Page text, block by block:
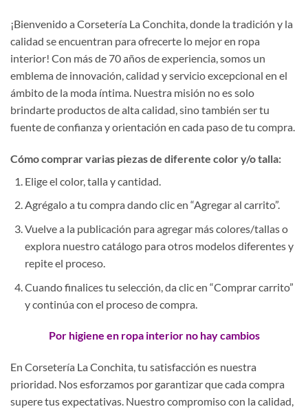
¡Bienvenido a Corsetería La Conchita, donde la tradición y la
calidad se encuentran para ofrecerte lo mejor en ropa
interior! Con más de 70 años de experiencia, somos un
emblema de innovación, calidad y servicio excepcional en el
ámbito de la moda íntima. Nuestra misión no es solo
brindarte productos de alta calidad, sino también ser tu
fuente de confianza y orientación en cada paso de tu compra.
Cómo comprar varias piezas de diferente color y/o talla:
Elige el color, talla y cantidad.
Agrégalo a tu compra dando clic en “Agregar al carrito”.
Vuelve a la publicación para agregar más colores/tallas o
explora nuestro catálogo para otros modelos diferentes y
repite el proceso.
Cuando finalices tu selección, da clic en “Comprar carrito”
y continúa con el proceso de compra.
Por higiene en ropa interior no hay cambios
En Corsetería La Conchita, tu satisfacción es nuestra
prioridad. Nos esforzamos por garantizar que cada compra
supere tus expectativas. Nuestro compromiso con la calidad,